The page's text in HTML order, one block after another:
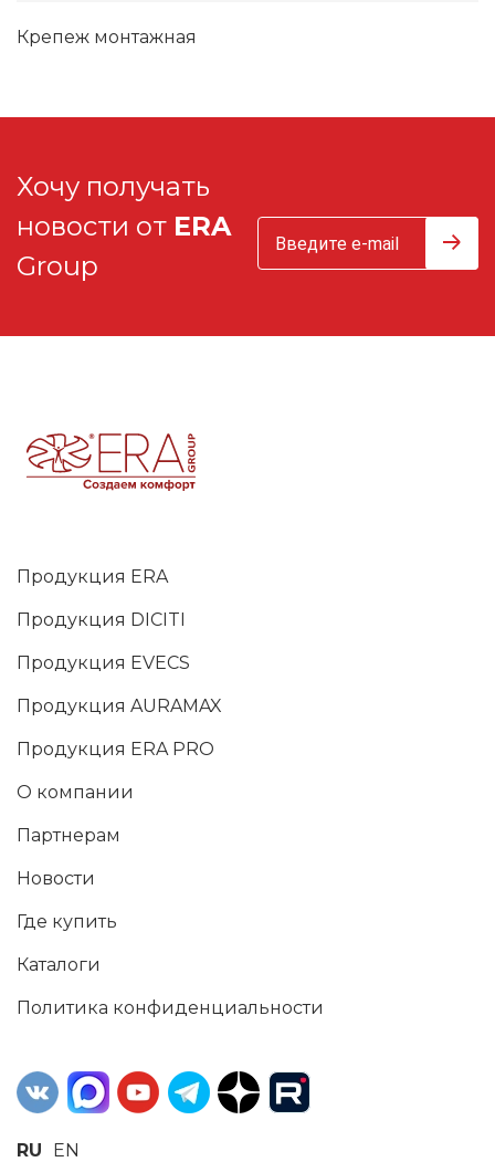
Крепеж монтажная
Хочу получать
новости от ERA
Group
Продукция ERA
Продукция DICITI
Продукция EVECS
Продукция AURAMAX
Продукция ERA PRO
О компании
Партнерам
Новости
Где купить
Каталоги
Политика конфиденциальности
RU EN